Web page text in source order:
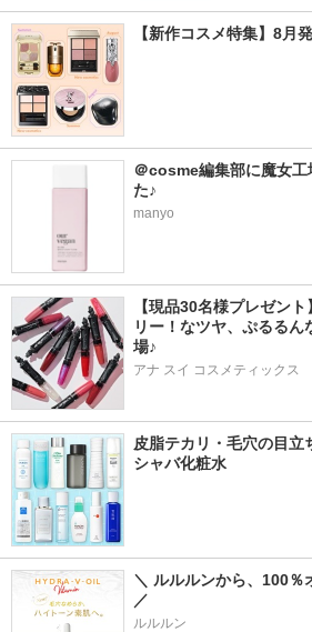
【新作コスメ特集】8月
＠cosme編集部に魔女
た♪
manyo
【現品30名様プレゼン
リー！なツヤ、ぷるる
場♪
アナ スイ コスメティックス
皮脂テカリ・毛穴の目
シャバ化粧水
＼ ルルルンから、100％
／
ルルルン